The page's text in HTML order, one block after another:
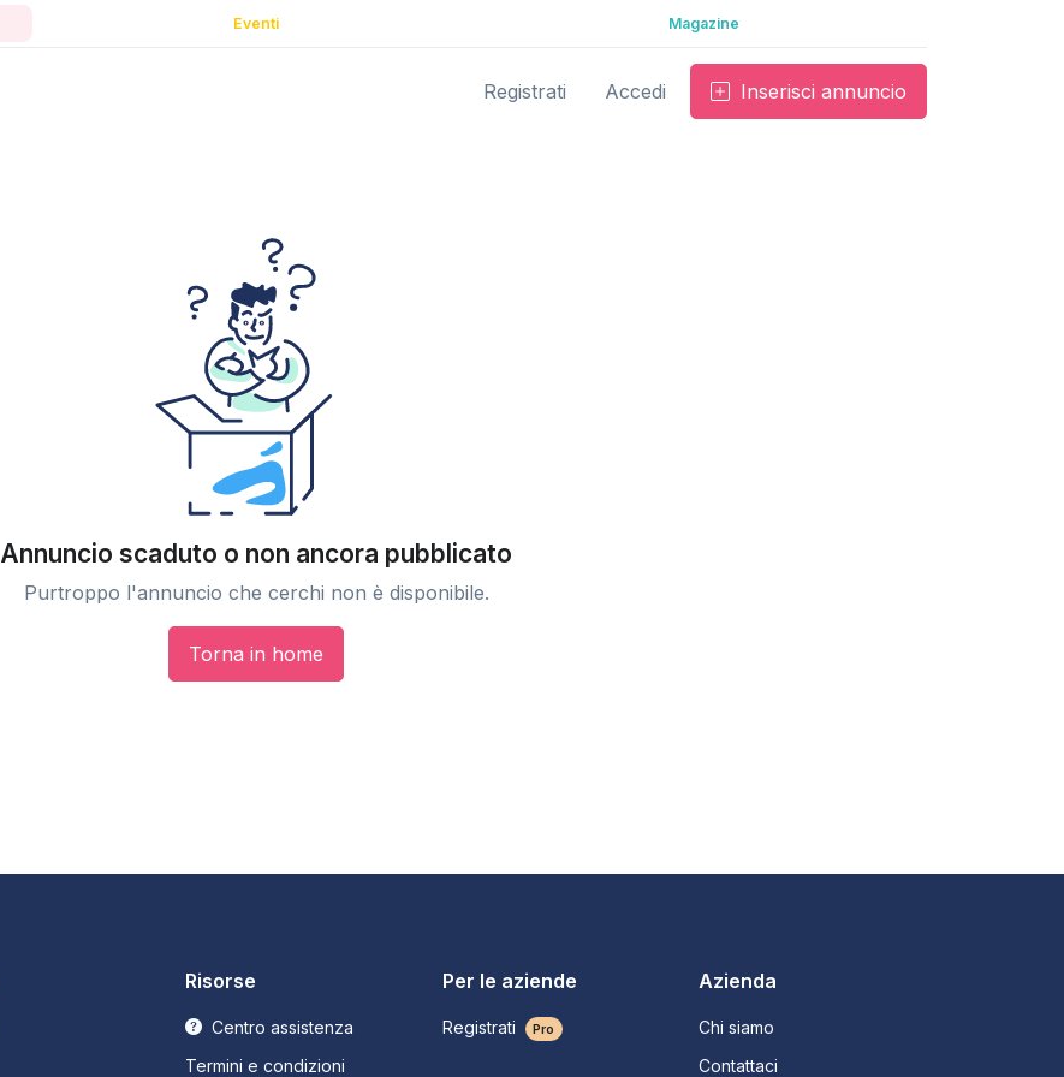
Eventi Magazine
Registrati Accedi Inserisci annuncio
Annuncio scaduto o non ancora pubblicato
Purtroppo l'annuncio che cerchi non è disponibile.
Torna in home
Risorse
Centro assistenza
Termini e condizioni
Per le aziende
Registrati Pro
Azienda
Chi siamo
Contattaci